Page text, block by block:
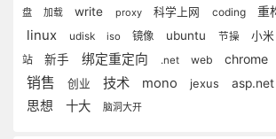
盘
加载 write proxy 科学上网 coding 重
linux udisk iso 镜像 ubuntu 节操 小米
站
新手 绑定重定向 .net web chrome
销售
创业 技术 mono jexus asp.net
思想 十大 脑洞大开